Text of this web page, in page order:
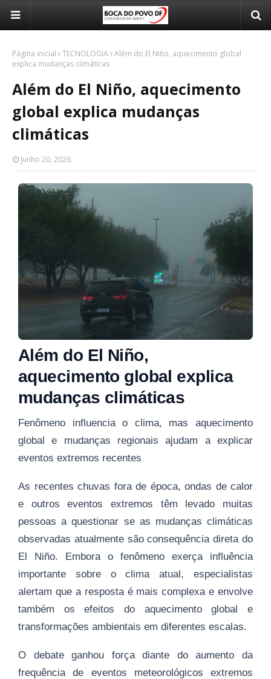
Página inicial TECNOLOGIA Além do El Niño, aquecimento global
explica mudanças climáticas
Além do El Niño, aquecimento
global explica mudanças
climáticas
Junho 20, 2026
Além do El Niño,
aquecimento global explica
mudanças climáticas
Fenômeno influencia o clima, mas aquecimento
global e mudanças regionais ajudam a explicar
eventos extremos recentes
As recentes chuvas fora de época, ondas de calor
e outros eventos extremos têm levado muitas
pessoas a questionar se as mudanças climáticas
observadas atualmente são consequência direta do
El Niño. Embora o fenômeno exerça influência
importante sobre o clima atual, especialistas
alertam que a resposta é mais complexa e envolve
também os efeitos do aquecimento global e
transformações ambientais em diferentes escalas.
O debate ganhou força diante do aumento da
frequência de eventos meteorológicos extremos